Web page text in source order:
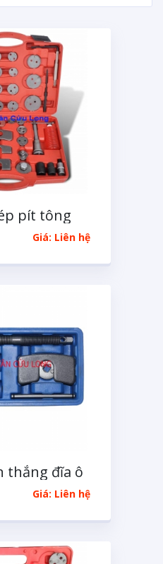
pít tông
40 chi tiết
Giá: Liên hệ
thắng đĩa ô
Giá: Liên hệ